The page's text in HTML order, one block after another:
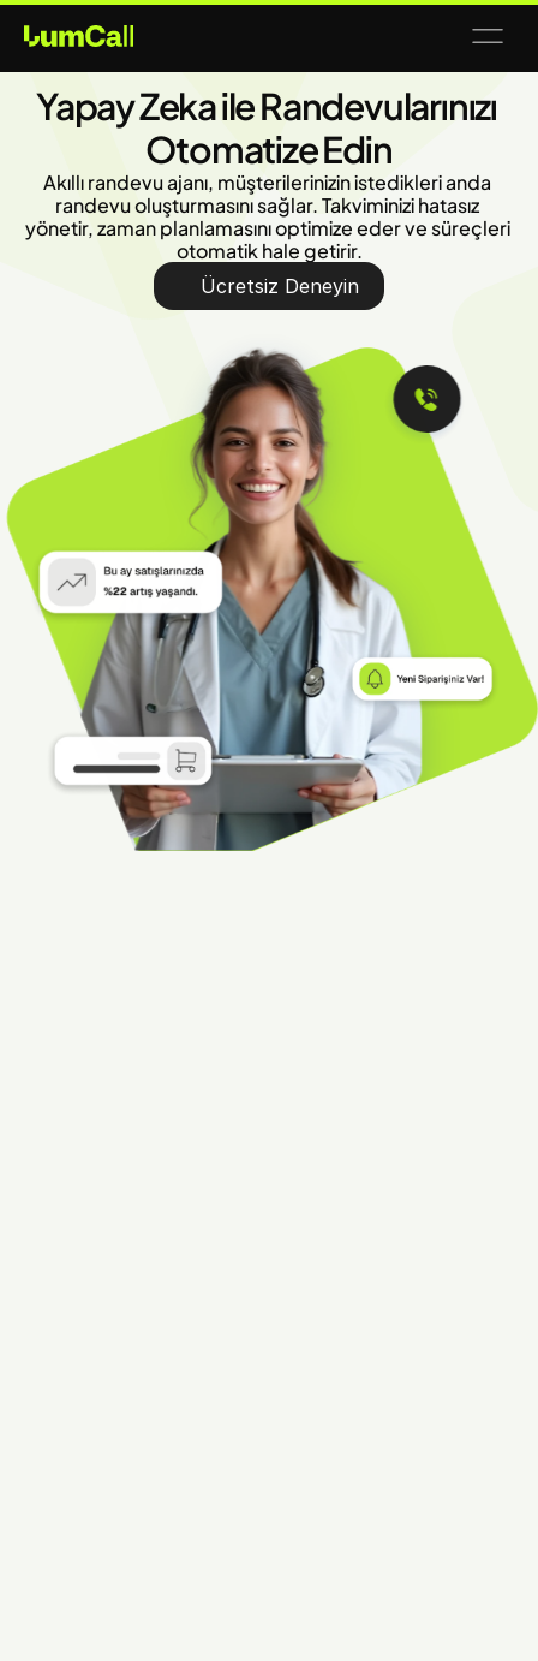
Yapay Zeka ile Randevularınızı
Otomatize Edin
Akıllı randevu ajanı, müşterilerinizin istedikleri anda
randevu oluşturmasını sağlar. Takviminizi hatasız
yönetir, zaman planlamasını optimize eder ve süreçleri
otomatik hale getirir.
Ücretsiz Deneyin